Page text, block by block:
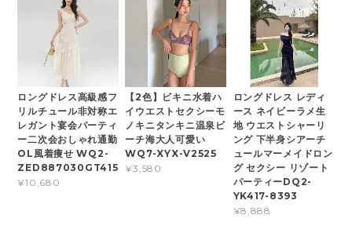
ロングドレス高級感フ
リルチュール非対称エ
レガント宴会パーティ
ー二次会おしゃれ通勤
OL風着痩せ WQ2-
ZED887030GT415
¥10,680
【2色】ビキニ水着ハ
イウエストセクシーモ
ノキニタンキニ温泉ビ
ーチ海大人可愛い
WQ7-XYX-V2525
¥3,580
ロングドレス レディ
ース ネイビーラメ生
地 ウエストシャーリ
ング 下半身シアーチ
ュールマーメイドロン
グ セクシー リゾート
パーティーDQ2-
YK417-8393
¥8,888